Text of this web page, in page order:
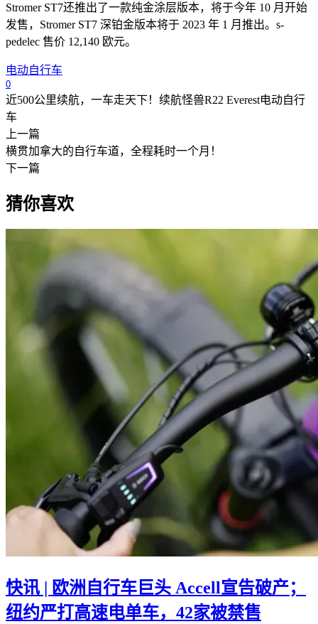
Stromer ST7还推出了一款纯金涂层版本，将于今年 10 月开始
发售，Stromer ST7 深铂金版本将于 2023 年 1 月推出。s-
pedelec 售价 12,140 欧元。
电动自行车
0
近500公里续航，一车走天下！续航怪兽R22 Everest电动自行
车
上一篇
横贯加拿大的自行车道，全程耗时一个月！
下一篇
猜你喜欢
快讯 | 欧洲自行车巨头 Accell宣告破产；
纽约严打高速电单车，42家被禁售